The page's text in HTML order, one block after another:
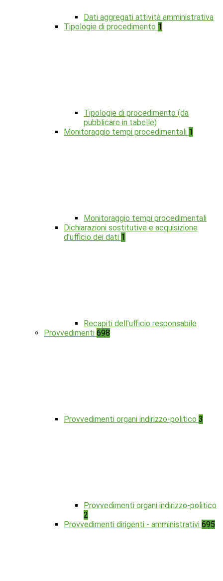
Dati aggregati attività amministrativa
Tipologie di procedimento 1
Tipologie di procedimento (da
pubblicare in tabelle)
Monitoraggio tempi procedimentali 1
Monitoraggio tempi procedimentali
Dichiarazioni sostitutive e acquisizione
d'ufficio dei dati 1
Recapiti dell'ufficio responsabile
Provvedimenti 698
Provvedimenti organi indirizzo-politico 3
Provvedimenti organi indirizzo-politico
2
Provvedimenti dirigenti - amministrativi 695